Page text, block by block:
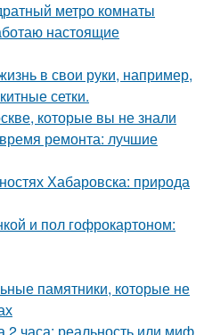
метро комнаты
настоящие
в свои руки, например,
сетки.
которые вы не знали
ремонта: лучшие
Хабаровска: природа
и пол гофрокартоном:
памятники, которые не